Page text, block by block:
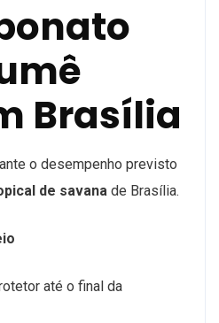
Brasília
o desempenho previsto
de savana de Brasília.
até o final da